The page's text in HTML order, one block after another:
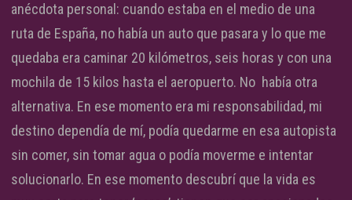
anécdota personal: cuando estaba en el medio de una
ruta de España, no había un auto que pasara y lo que me
quedaba era caminar 20 kilómetros, seis horas y con una
mochila de 15 kilos hasta el aeropuerto. No había otra
alternativa. En ese momento era mi responsabilidad, mi
destino dependía de mí, podía quedarme en esa autopista
sin comer, sin tomar agua o podía moverme e intentar
solucionarlo. En ese momento descubrí que la vida es